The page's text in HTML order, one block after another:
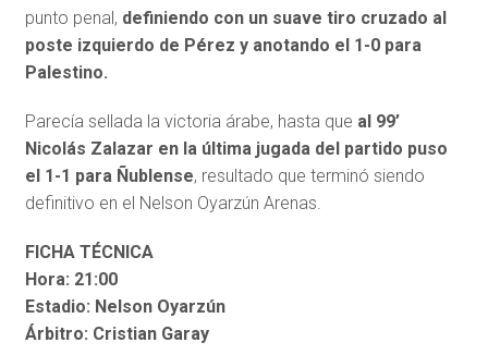
punto penal, definiendo con un suave tiro cruzado al
poste izquierdo de Pérez y anotando el 1-0 para
Palestino.
Parecía sellada la victoria árabe, hasta que al 99’
Nicolás Zalazar en la última jugada del partido puso
el 1-1 para Ñublense, resultado que terminó siendo
definitivo en el Nelson Oyarzún Arenas.
FICHA TÉCNICA
Hora: 21:00
Estadio: Nelson Oyarzún
Árbitro: Cristian Garay